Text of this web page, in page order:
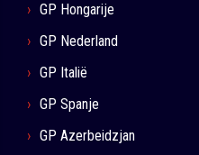
GP Hongarije
GP Nederland
GP Italië
GP Spanje
GP Azerbeidzjan